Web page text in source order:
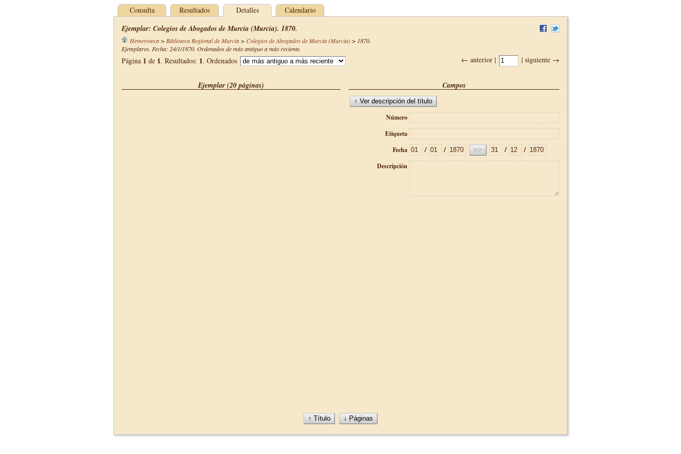
Consulta Resultados Detalles Calendario
Ejemplar: Colegios de Abogados de Murcia (Murcia). 1870.
Hemeroteca> Biblioteca Regional de Murcia> Colegios de Abogados de Murcia (Murcia)> 1870.
Ejemplares. Fecha: 24/1/1870. Ordenados de más antiguo a más reciente.
← anterior | | siguiente →
Página 1 de 1. Resultados: 1. Ordenados
Ejemplar (20 páginas) Campos
Número
Etiqueta
Fecha
/ / / /
Descripción